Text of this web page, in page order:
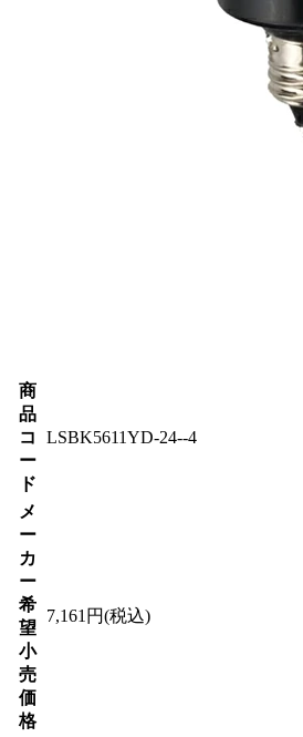
商
品
コ
ー
ド
LSBK5611YD-24--4
メ
ー
カ
ー
希
望
小
売
価
格
7,161円(税込)